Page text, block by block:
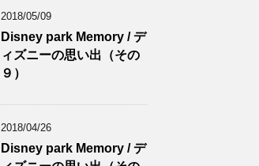
2018/05/09
Disney park Memory / デ
ィズニーの思い出（その
９）
2018/04/26
Disney park Memory / デ